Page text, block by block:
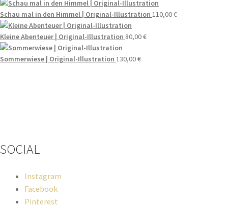
Schau mal in den Himmel | Original-Illustration 110,00€
Kleine Abenteuer | Original-Illustration 80,00€
Sommerwiese | Original-Illustration 130,00€
SOCIAL
Instagram
Facebook
Pinterest